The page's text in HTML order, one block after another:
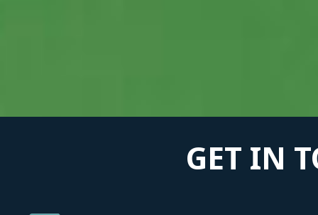
GET IN